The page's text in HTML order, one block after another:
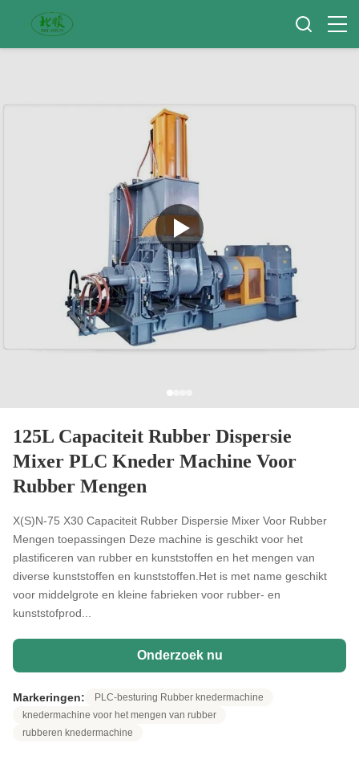
125L Capaciteit Rubber Dispersie
Mixer PLC Kneder Machine Voor
Rubber Mengen
X(S)N-75 X30 Capaciteit Rubber Dispersie Mixer Voor Rubber
Mengen toepassingen Deze machine is geschikt voor het
plastificeren van rubber en kunststoffen en het mengen van
diverse kunststoffen en kunststoffen.Het is met name geschikt
voor middelgrote en kleine fabrieken voor rubber- en
kunststofprod...
Onderzoek nu
Markeringen:
PLC-besturing Rubber knedermachine
knedermachine voor het mengen van rubber
rubberen knedermachine